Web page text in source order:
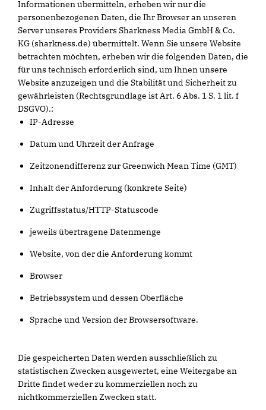
Informationen übermitteln, erheben wir nur die
personenbezogenen Daten, die Ihr Browser an unseren
Server unseres Providers Sharkness Media GmbH & Co.
KG (sharkness.de) übermittelt. Wenn Sie unsere Website
betrachten möchten, erheben wir die folgenden Daten, die
für uns technisch erforderlich sind, um Ihnen unsere
Website anzuzeigen und die Stabilität und Sicherheit zu
gewährleisten (Rechtsgrundlage ist Art. 6 Abs. 1 S. 1 lit. f
DSGVO).:
IP-Adresse
Datum und Uhrzeit der Anfrage
Zeitzonendifferenz zur Greenwich Mean Time (GMT)
Inhalt der Anforderung (konkrete Seite)
Zugriffsstatus/HTTP-Statuscode
jeweils übertragene Datenmenge
Website, von der die Anforderung kommt
Browser
Betriebssystem und dessen Oberfläche
Sprache und Version der Browsersoftware.
Die gespeicherten Daten werden ausschließlich zu
statistischen Zwecken ausgewertet, eine Weitergabe an
Dritte findet weder zu kommerziellen noch zu
nichtkommerziellen Zwecken statt.